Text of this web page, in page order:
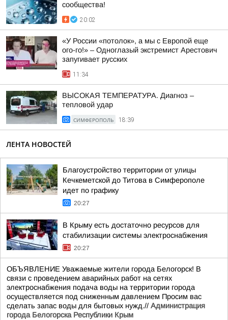
сообщества!
20:02
«У России «потолок», а мы с Европой еще
ого-го!» – Одноглазый экстремист Арестович
запугивает русских
11:34
ВЫСОКАЯ ТЕМПЕРАТУРА. Диагноз –
тепловой удар
СИМФЕРОПОЛЬ 18:39
ЛЕНТА НОВОСТЕЙ
Благоустройство территории от улицы
Кечкеметской до Титова в Симферополе
идет по графику
20:27
В Крыму есть достаточно ресурсов для
стабилизации системы электроснабжения
20:27
ОБЪЯВЛЕНИЕ Уважаемые жители города Белогорск! В
связи с проведением аварийных работ на сетях
электроснабжения подача воды на территории города
осуществляется под сниженным давлением Просим вас
сделать запас воды для бытовых нужд.// Администрация
города Белогорска Республики Крым